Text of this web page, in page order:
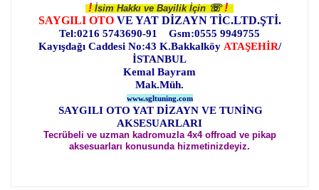
! İsim Hakkı ve Bayilik İçin☏ !
SAYGILI OTOVE YAT DİZAYN TİC.LTD.ŞTİ.
Tel:0216 5743690-91 Gsm:0555 9949755
Kayışdağı Caddesi No:43 K.Bakkalköy ATAŞEHİR/
İSTANBUL
Kemal Bayram
Mak.Müh.
www.sgltuning.com
SAYGILI OTO YAT DİZAYN VE TUNİNG
AKSESUARLARI
Tecrübeli ve uzman kadromuzla 4x4 offroad ve pikap
aksesuarları konusunda hizmetinizdeyiz.